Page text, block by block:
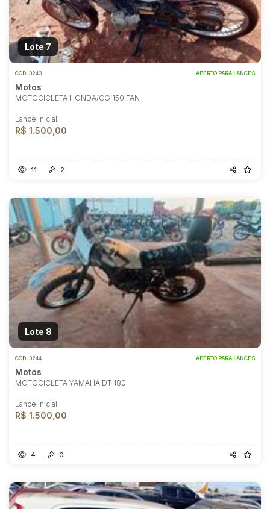
Lote 7
COD. 3243 ABERTO PARA LANCES
Motos
MOTOCICLETA HONDA/CG 150 FAN
Lance Inicial
R$ 1.500,00
11 2
Lote 8
COD. 3244 ABERTO PARA LANCES
Motos
MOTOCICLETA YAMAHA DT 180
Lance Inicial
R$ 1.500,00
4 0